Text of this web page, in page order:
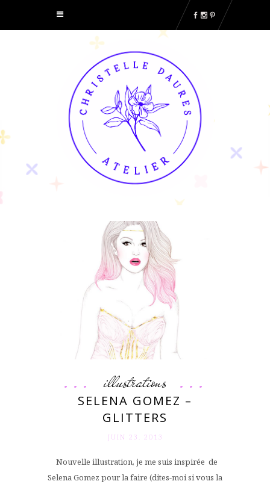
illustrations
SELENA GOMEZ –
GLITTERS
JUIN 23. 2013
Nouvelle illustration, je me suis inspirée de
Selena Gomez pour la faire (dites-moi si vous la